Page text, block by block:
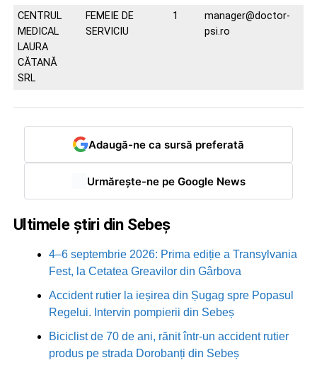
CENTRUL
MEDICAL
LAURA
CĂTANĂ
SRL
FEMEIE DE
SERVICIU
1
manager@doctor-
psi.ro
Adaugă-ne ca sursă preferată
Urmărește-ne pe Google News
Ultimele știri din Sebeș
4–6 septembrie 2026: Prima ediție a Transylvania
Fest, la Cetatea Greavilor din Gârbova
Accident rutier la ieșirea din Șugag spre Popasul
Regelui. Intervin pompierii din Sebeș
Biciclist de 70 de ani, rănit într-un accident rutier
produs pe strada Dorobanți din Sebeș